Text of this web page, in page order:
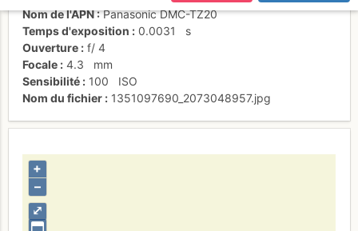
Nom de l'APN
Panasonic DMC-TZ20
Temps d'exposition
0.0031
s
Ouverture
f/ 4
Focale
4.3
mm
Sensibilité
100
ISO
Nom du fichier
1351097690_2073048957.jpg
⤢
+
–